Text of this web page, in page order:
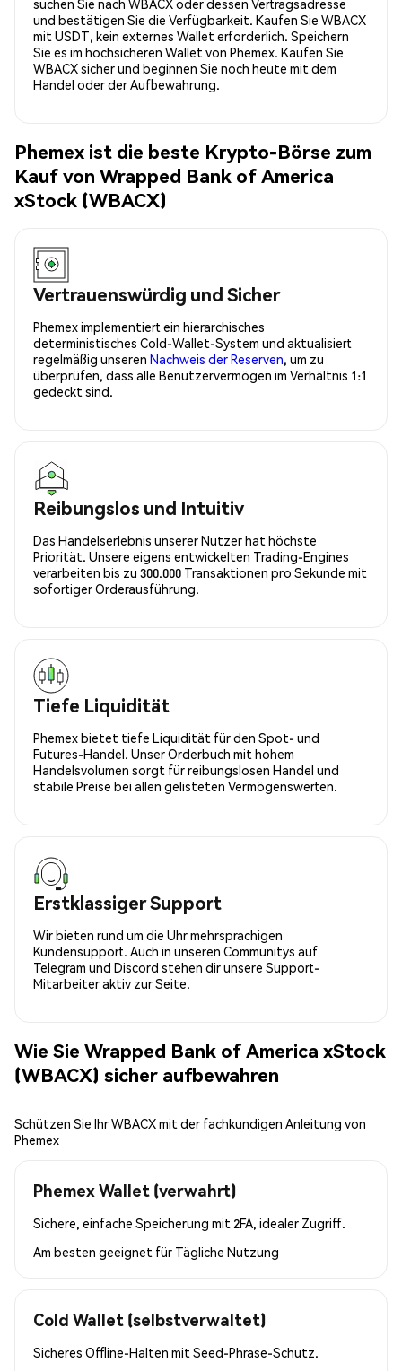
suchen Sie nach WBACX oder dessen Vertragsadresse
und bestätigen Sie die Verfügbarkeit. Kaufen Sie WBACX
mit USDT, kein externes Wallet erforderlich. Speichern
Sie es im hochsicheren Wallet von Phemex. Kaufen Sie
WBACX sicher und beginnen Sie noch heute mit dem
Handel oder der Aufbewahrung.
Phemex ist die beste Krypto-Börse zum
Kauf von Wrapped Bank of America
xStock (WBACX)
Vertrauenswürdig und Sicher
Phemex implementiert ein hierarchisches
deterministisches Cold-Wallet-System und aktualisiert
regelmäßig unseren Nachweis der Reserven, um zu
überprüfen, dass alle Benutzervermögen im Verhältnis 1:1
gedeckt sind.
Reibungslos und Intuitiv
Das Handelserlebnis unserer Nutzer hat höchste
Priorität. Unsere eigens entwickelten Trading-Engines
verarbeiten bis zu 300.000 Transaktionen pro Sekunde mit
sofortiger Orderausführung.
Tiefe Liquidität
Phemex bietet tiefe Liquidität für den Spot- und
Futures-Handel. Unser Orderbuch mit hohem
Handelsvolumen sorgt für reibungslosen Handel und
stabile Preise bei allen gelisteten Vermögenswerten.
Erstklassiger Support
Wir bieten rund um die Uhr mehrsprachigen
Kundensupport. Auch in unseren Communitys auf
Telegram und Discord stehen dir unsere Support-
Mitarbeiter aktiv zur Seite.
Wie Sie Wrapped Bank of America xStock
(WBACX) sicher aufbewahren
Schützen Sie Ihr WBACX mit der fachkundigen Anleitung von
Phemex
Phemex Wallet (verwahrt)
Sichere, einfache Speicherung mit 2FA, idealer Zugriff.
Am besten geeignet für Tägliche Nutzung
Cold Wallet (selbstverwaltet)
Sicheres Offline-Halten mit Seed-Phrase-Schutz.